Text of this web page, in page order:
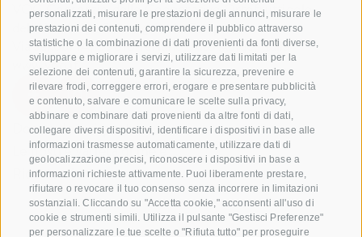
personalizzati, misurare le prestazioni degli annunci, misurare le
prestazioni dei contenuti, comprendere il pubblico attraverso
statistiche o la combinazione di dati provenienti da fonti diverse,
sviluppare e migliorare i servizi, utilizzare dati limitati per la
selezione dei contenuti, garantire la sicurezza, prevenire e
rilevare frodi, correggere errori, erogare e presentare pubblicità
e contenuto, salvare e comunicare le scelte sulla privacy,
abbinare e combinare dati provenienti da altre fonti di dati,
collegare diversi dispositivi, identificare i dispositivi in base alle
informazioni trasmesse automaticamente, utilizzare dati di
geolocalizzazione precisi, riconoscere i dispositivi in base a
informazioni richieste attivamente. Puoi liberamente prestare,
rifiutare o revocare il tuo consenso senza incorrere in limitazioni
sostanziali. Cliccando su "Accetta cookie," acconsenti all'uso di
cookie e strumenti simili. Utilizza il pulsante "Gestisci Preferenze"
per personalizzare le tue scelte o "Rifiuta tutto" per proseguire
VOG Consorzio delle Cooperative Ortofrutticole
dell'Alto Adige Soc. Agricola Coop.
Via Jakobi 1A, 39018 Terlano, Alto Adige, Italia
www.vog.it
Domande e risposte
Le nostre varietá di mele
Ricette di mele